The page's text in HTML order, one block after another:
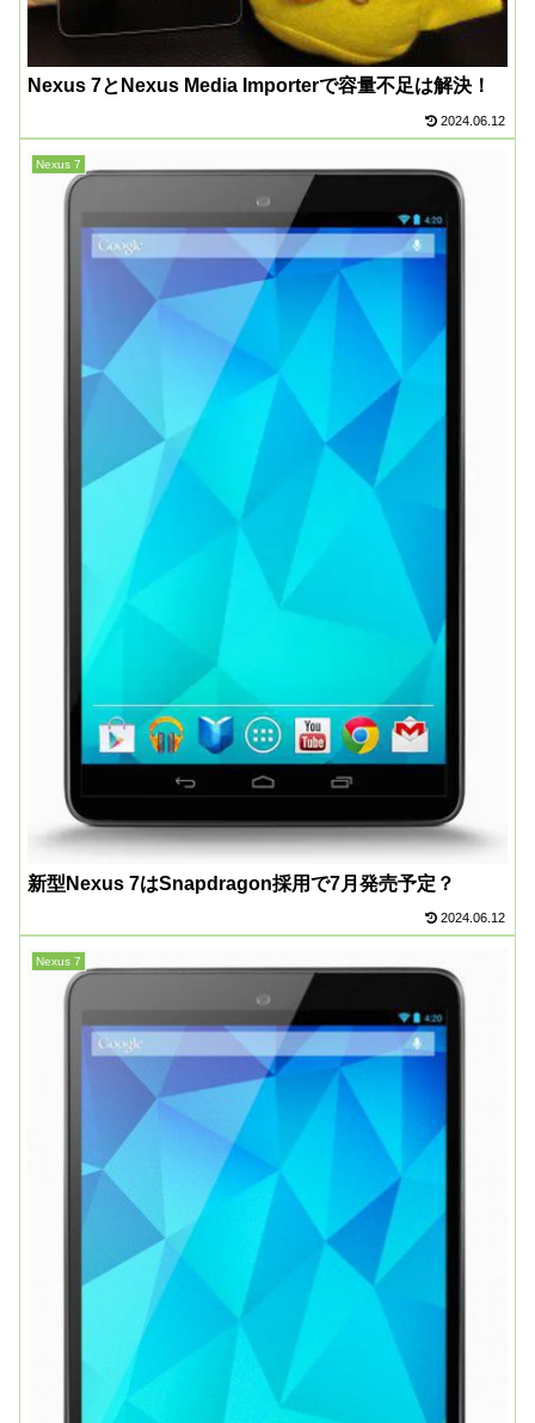
Nexus 7とNexus Media Importerで容量不足は解決！
2024.06.12
Nexus 7
新型Nexus 7はSnapdragon採用で7月発売予定？
2024.06.12
Nexus 7